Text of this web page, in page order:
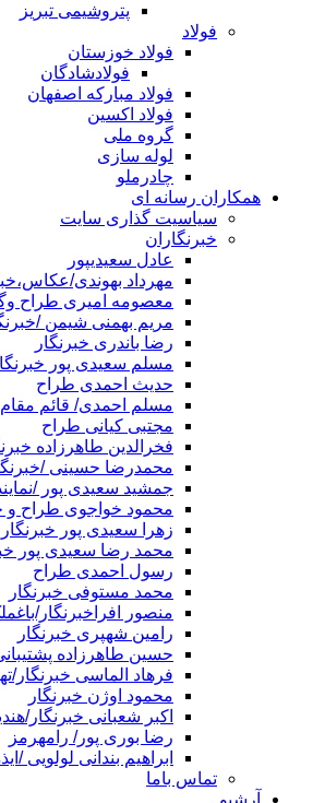
پتروشیمی تبریز
فولاد
فولاد خوزستان
فولادشادگان
فولاد مبارکه اصفهان
فولاد اکسین
گروه ملی
لوله سازی
چادرملو
همکاران رسانه ای
سیاسیت گذاری سایت
خبرنگاران
عادل سعیدیپور
مهرداد بهوندی/
معصومه امیری طراح
مریم بهمنی شیمن /
رضا باندری خبرنگار
مسلم سعیدی پور
حدیث احمدی طراح
مسلم احمدی/ قائم مقام
مجتبی کیانی طراح
فخرالدین طاهرزاده
محمدرضا حسینی /
جمشید سعیدی پور /
محمود خواجوی طراح و
زهرا سعیدی پور خبرنگار
محمد رضا سعیدی پور
رسول احمدی طراح
محمد مستوفی خبرنگار
منصور افراخبرنگار/
رامین شهپری خبرنگار
حسین طاهرزاده
فرهاد الماسی خبرنگار/
محمود اوژن خبرنگار
اکبر شعبانی خبرنگار/
رضا بوری پور/ رامهرمز
ابراهیم بندانی لولویی /
تماس باما
آرشیو